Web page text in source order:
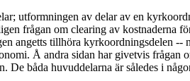
utformningen av delar av en
frågan om clearing av kostnaderna
angetts tillhöra kyrkoordningsdelen
Å andra sidan har givetvis
De båda huvuddelarna är således i